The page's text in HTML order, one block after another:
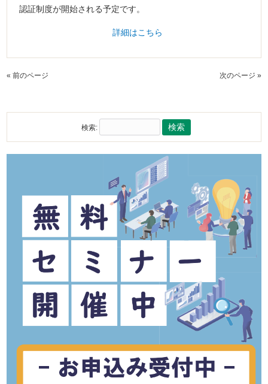
認証制度が開始される予定です。
詳細はこちら
« 前のページ 次のページ »
検索: